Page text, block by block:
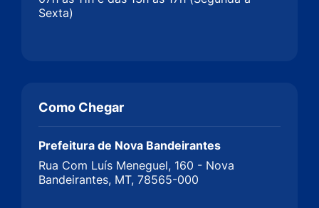
Sexta)
Como Chegar
Prefeitura de Nova Bandeirantes
Rua Com Luís Meneguel, 160 - Nova
Bandeirantes, MT, 78565-000